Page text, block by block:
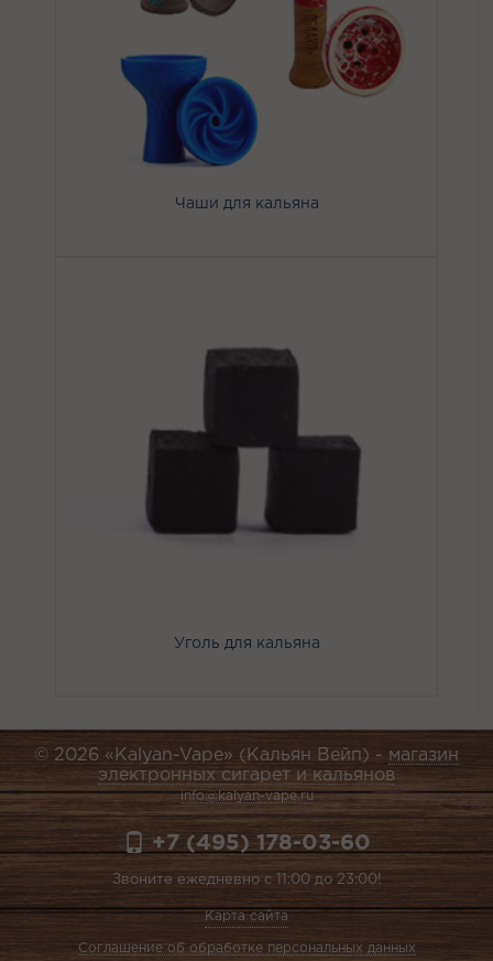
Чаши для кальяна
Уголь для кальяна
© 2026 «Kalyan-Vape» (Кальян Вейп) - магазин
электронных сигарет и кальянов
info@kalyan-vape.ru
+7 (495) 178-03-60
Звоните ежедневно с 11:00 до 23:00!
Карта сайта
Соглашение об обработке персональных данных